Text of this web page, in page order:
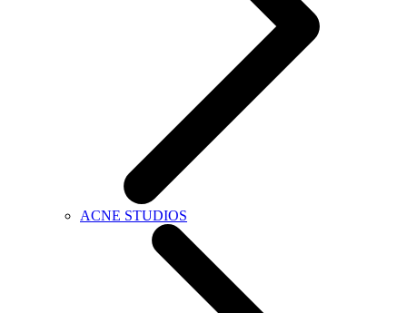
ACNE STUDIOS